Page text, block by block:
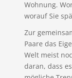
Wohnung.
worauf Sie
Zur
Paare das
Welt meist
daran, dass